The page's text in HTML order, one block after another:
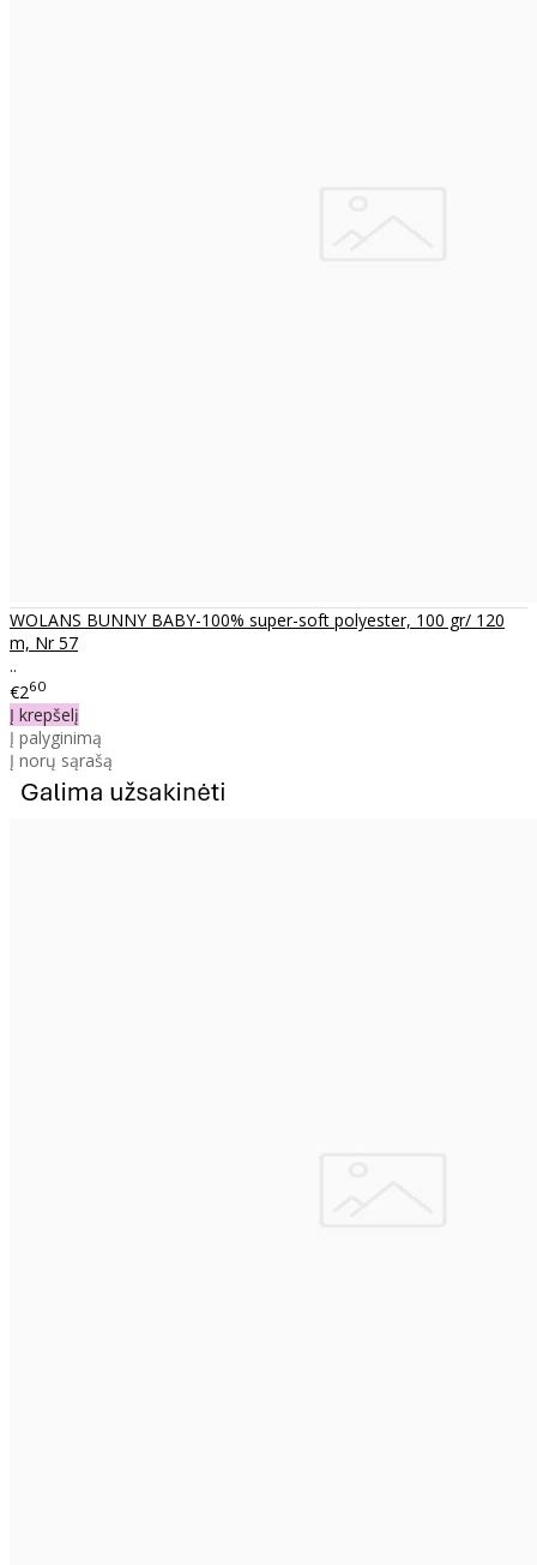
WOLANS BUNNY BABY-100% super-soft polyester, 100 gr/ 120
m, Nr 57
..
€260
Į krepšelį
Į palyginimą
Į norų sąrašą